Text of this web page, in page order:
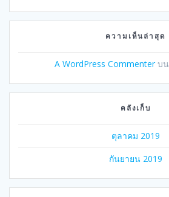
ความเห็นล่าสุด
A WordPress Commenterบน
คลังเก็บ
ตุลาคม 2019
กันยายน 2019